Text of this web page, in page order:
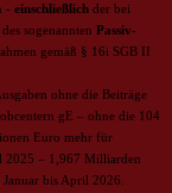
- einschließlich der bei
sogenannten Passiv-
gemäß § 16i SGB II
ohne die Beiträge
gE – ohne die 104
Euro mehr für
2025 – 1,967 Milliarden
bis April 2026.